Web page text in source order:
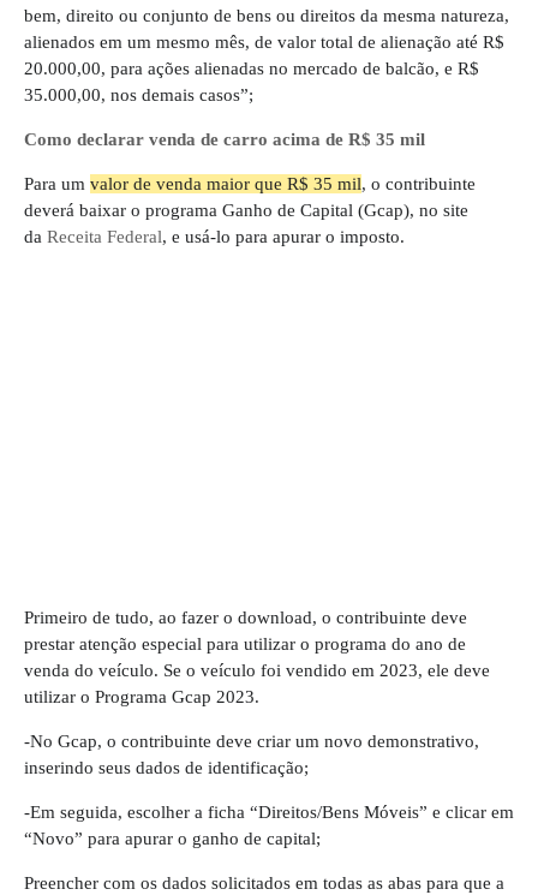
bem, direito ou conjunto de bens ou direitos da mesma natureza,
alienados em um mesmo mês, de valor total de alienação até R$
20.000,00, para ações alienadas no mercado de balcão, e R$
35.000,00, nos demais casos”;
Como declarar venda de carro acima de R$ 35 mil
Para um valor de venda maior que R$ 35 mil, o contribuinte
deverá baixar o programa Ganho de Capital (Gcap), no site
da Receita Federal, e usá-lo para apurar o imposto.
Primeiro de tudo, ao fazer o download, o contribuinte deve
prestar atenção especial para utilizar o programa do ano de
venda do veículo. Se o veículo foi vendido em 2023, ele deve
utilizar o Programa Gcap 2023.
-No Gcap, o contribuinte deve criar um novo demonstrativo,
inserindo seus dados de identificação;
-Em seguida, escolher a ficha “Direitos/Bens Móveis” e clicar em
“Novo” para apurar o ganho de capital;
Preencher com os dados solicitados em todas as abas para que a